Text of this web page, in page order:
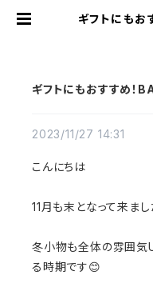
ギフトにも
ギフトにもおすすめ！
2023/11/27 14:31
こんにちは
11月も末となって来まし
冬小物も全体の雰囲気
る時期です😊